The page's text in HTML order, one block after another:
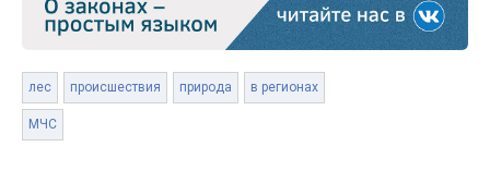
лес происшествия природа в регионах
МЧС